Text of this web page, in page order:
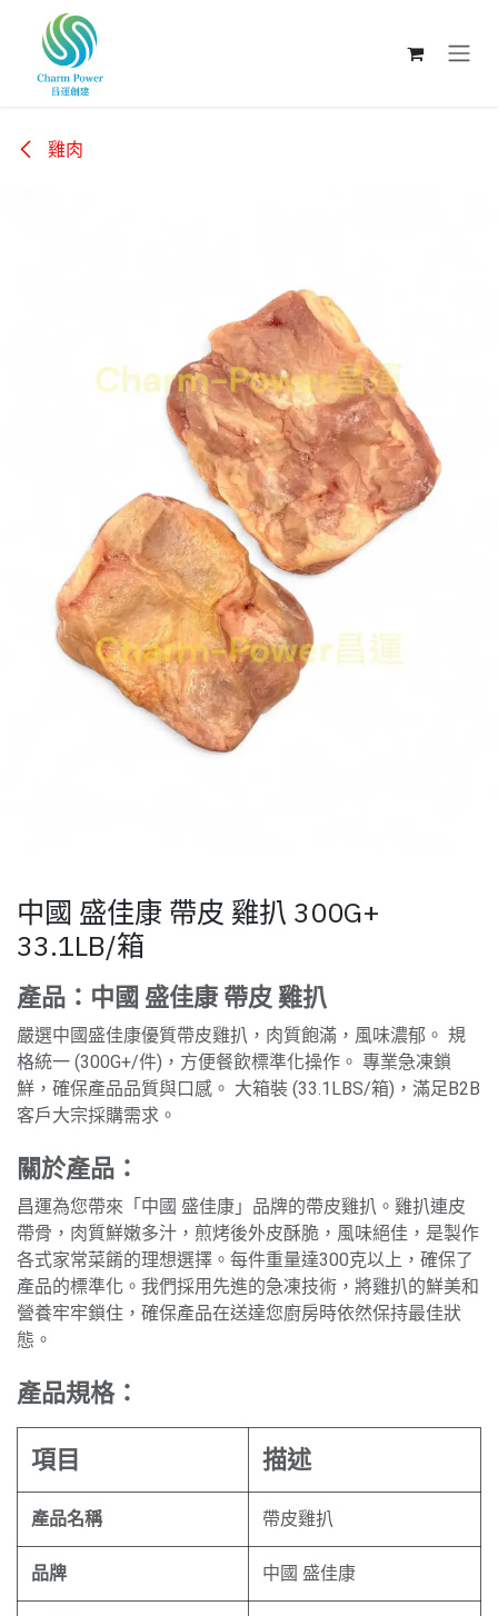
跳至內容
雞肉
中國 盛佳康 帶皮 雞扒 300G+
33.1LB/箱
產品：中國 盛佳康 帶皮 雞扒
嚴選中國盛佳康優質帶皮雞扒，肉質飽滿，風味濃郁。 規
格統一 (300G+/件)，方便餐飲標準化操作。 專業急凍鎖
鮮，確保產品品質與口感。 大箱裝 (33.1LBS/箱)，滿足B2B
客戶大宗採購需求。
關於產品：
昌運為您帶來「中國 盛佳康」品牌的帶皮雞扒。雞扒連皮
帶骨，肉質鮮嫩多汁，煎烤後外皮酥脆，風味絕佳，是製作
各式家常菜餚的理想選擇。每件重量達300克以上，確保了
產品的標準化。我們採用先進的急凍技術，將雞扒的鮮美和
營養牢牢鎖住，確保產品在送達您廚房時依然保持最佳狀
態。
產品規格：
項目 描述
產品名稱 帶皮雞扒
品牌 中國 盛佳康